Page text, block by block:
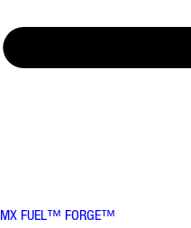
MX FUEL™ FORGE™